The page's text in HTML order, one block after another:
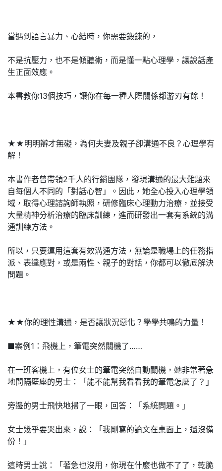
當遇到語言暴力、心結時，你需要鍛鍊的，
不是抗壓力，也不是傾聽術，而是懂一點心理學，讓說話產
生正面效應。
本書教你13個技巧，讓你在每一種人際關係都游刃有餘！
★★明明辯才無礙，為何夫妻及親子卻溝通不良？心理學有
解！
本書作者曾帶領2千人的行銷團隊，發現溝通的最大難題來
自每個人不同的「對話心智」。因此，她全心投入心理學領
域，取得心理諮詢師執照，研修臨床心理動力治療，並接受
大量精神分析治療的臨床訓練，進而研發出一套有系統的溝
通訓練方法。
所以，只要運用這套有效溝通方法，無論是職場上的任務指
派、表達應對，或是兩性、親子的對話，你都可以徹底解決
問題。
★★你的理性溝通，是否讓狀況惡化？學學共鳴的力量！
■案例1：飛機上，筆電突然關機了……
在一班客機上，有位女士的筆電突然自動關機，她非常著急
地問隔壁座的男士：「能不能幫我看看我的筆電怎麼了？」
旁邊的男士飛快地掃了一眼，回答：「系統問題。」
女士幾乎要哭出來，說：「我剛寫的論文在桌面上，還沒備
份！」
這時男士說：「著急也沒用，你現在什麼也做不了了，乾脆